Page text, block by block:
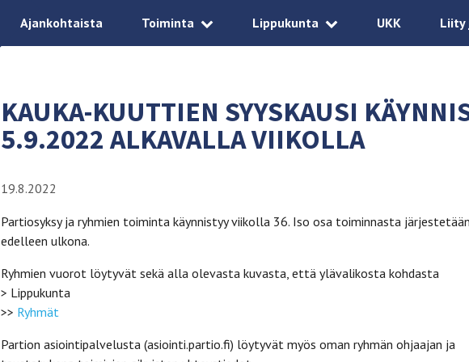
Ajankohtaista Toiminta Lippukunta UKK Liity
KAUKA-KUUTTIEN SYYSKAUSI
5.9.2022 ALKAVALLA VIIKOLLA
19.8.2022
Partiosyksy ja ryhmien toiminta käynnistyy viikolla 36. Iso osa toiminnasta järjestetään
edelleen ulkona.
Ryhmien vuorot löytyvät sekä alla olevasta kuvasta, että ylävalikosta kohdasta
> Lippukunta
>> Ryhmät
Partion asiointipalvelusta (asiointi.partio.fi) löytyvät myös oman ryhmän ohjaajan ja